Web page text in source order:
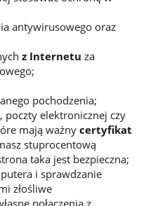
antywirusowego oraz
z Internetu za
pochodzenia;
poczty elektronicznej czy
mają ważny certyfikat
stuprocentową
taka jest bezpieczna;
i sprawdzanie
złośliwe